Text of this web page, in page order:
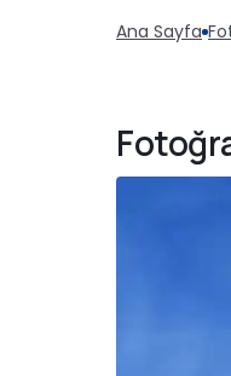
Ana Sayfa